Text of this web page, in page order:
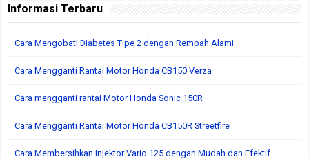
Informasi Terbaru
Cara Mengobati Diabetes Tipe 2 dengan Rempah Alami
Cara Mengganti Rantai Motor Honda CB150 Verza
Cara mengganti rantai Motor Honda Sonic 150R
Cara Mengganti Rantai Motor Honda CB150R Streetfire
Cara Membersihkan Injektor Vario 125 dengan Mudah dan Efektif